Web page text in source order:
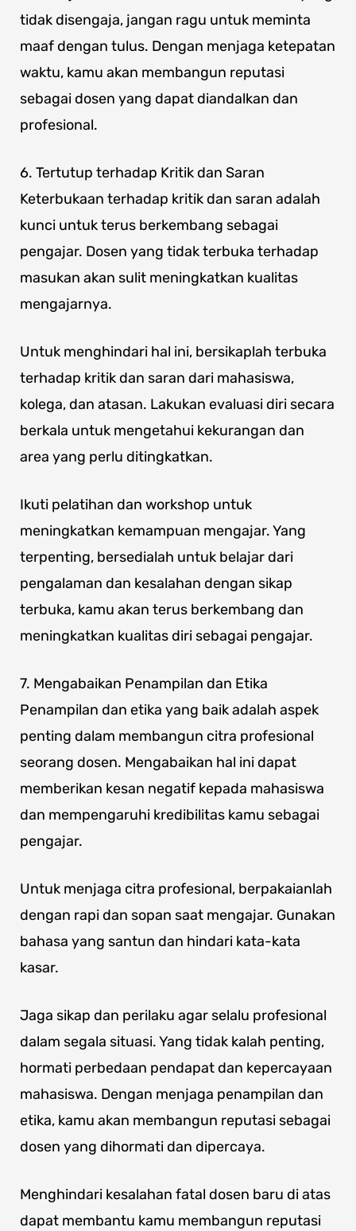
tidak disengaja, jangan ragu untuk meminta
maaf dengan tulus. Dengan menjaga ketepatan
waktu, kamu akan membangun reputasi
sebagai dosen yang dapat diandalkan dan
profesional.
6. Tertutup terhadap Kritik dan Saran
Keterbukaan terhadap kritik dan saran adalah
kunci untuk terus berkembang sebagai
pengajar. Dosen yang tidak terbuka terhadap
masukan akan sulit meningkatkan kualitas
mengajarnya.
Untuk menghindari hal ini, bersikaplah terbuka
terhadap kritik dan saran dari mahasiswa,
kolega, dan atasan. Lakukan evaluasi diri secara
berkala untuk mengetahui kekurangan dan
area yang perlu ditingkatkan.
Ikuti pelatihan dan workshop untuk
meningkatkan kemampuan mengajar. Yang
terpenting, bersedialah untuk belajar dari
pengalaman dan kesalahan dengan sikap
terbuka, kamu akan terus berkembang dan
meningkatkan kualitas diri sebagai pengajar.
7. Mengabaikan Penampilan dan Etika
Penampilan dan etika yang baik adalah aspek
penting dalam membangun citra profesional
seorang dosen. Mengabaikan hal ini dapat
memberikan kesan negatif kepada mahasiswa
dan mempengaruhi kredibilitas kamu sebagai
pengajar.
Untuk menjaga citra profesional, berpakaianlah
dengan rapi dan sopan saat mengajar. Gunakan
bahasa yang santun dan hindari kata-kata
kasar.
Jaga sikap dan perilaku agar selalu profesional
dalam segala situasi. Yang tidak kalah penting,
hormati perbedaan pendapat dan kepercayaan
mahasiswa. Dengan menjaga penampilan dan
etika, kamu akan membangun reputasi sebagai
dosen yang dihormati dan dipercaya.
Menghindari kesalahan fatal dosen baru di atas
dapat membantu kamu membangun reputasi